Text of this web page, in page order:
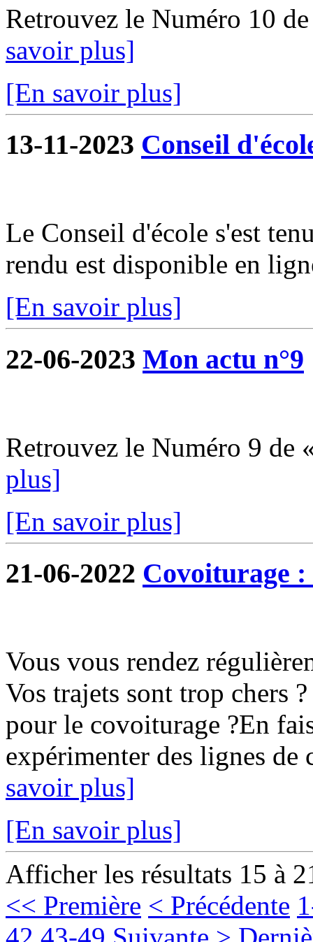
Retrouvez le Numéro 10
savoir plus]
[En savoir plus]
13-11-2023 Conseil
Le Conseil d'école s'est
rendu est disponible en
[En savoir plus]
22-06-2023 Mon actu n°9
Retrouvez le Numéro 9 de
plus]
[En savoir plus]
21-06-2022 Covoiturage
Vous vous rendez
Vos trajets sont trop chers
pour le covoiturage ?En
expérimenter des lignes
savoir plus]
[En savoir plus]
Afficher les résultats 15 à
<< Première < Précédente